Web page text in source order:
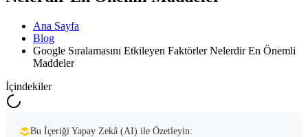
Ana Sayfa
Blog
Google Sıralamasını Etkileyen Faktörler Nelerdir En Önemli
Maddeler
İçindekiler
Bu İçeriği Yapay Zekâ (AI) ile Özetleyin: